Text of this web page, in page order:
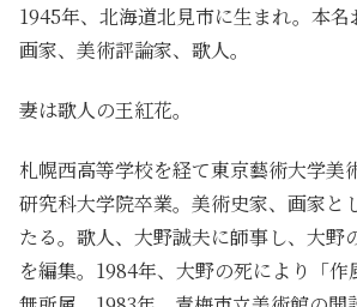
1945年、北海道北見市に生まれ。本
画家、美術評論家、歌人。
妻は歌人の王紅花。
札幌西高等学校を経て東京藝術大学美
研究科大学院卒業。美術史家、画家と
たる。歌人、大野誠夫に師事し、大野
を編集。1984年、大野の死により「作